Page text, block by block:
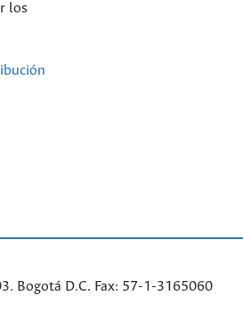
los
Bogotá D.C. Fax: 57-1-3165060